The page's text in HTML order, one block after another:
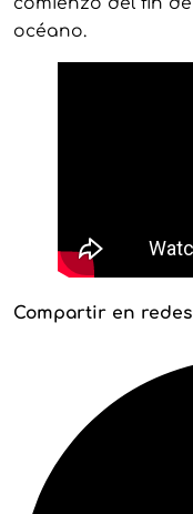
océano.
Compartir en redes